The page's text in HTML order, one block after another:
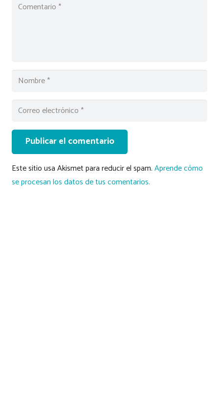
Publicar el comentario
Este sitio usa Akismet para reducir el spam.Aprende cómo
se procesan los datos de tus comentarios.